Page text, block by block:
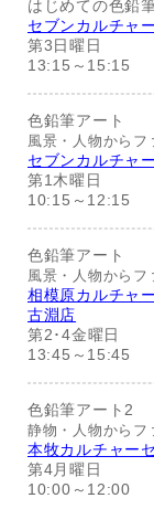
はじめての色鉛
セブンカルチャ
第3日曜日
13:15～15:15
色鉛筆アート
風景・人物からフ
セブンカルチャ
第1木曜日
10:15～12:15
色鉛筆アート
風景・人物からフ
相模原カルチャ
古淵店
第2･4金曜日
13:45～15:45
色鉛筆アート2
静物・人物からフ
本牧カルチャー
第4月曜日
10:00～12:00